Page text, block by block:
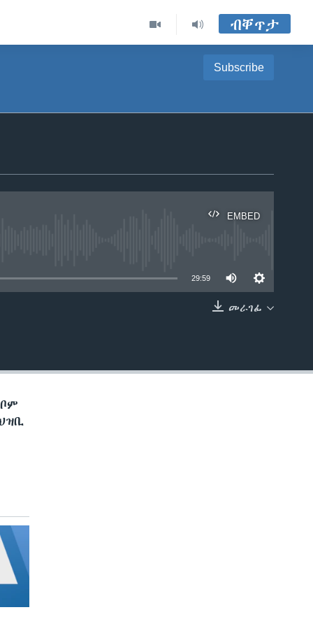
ብቐጥታ
Subscribe
EMBED
29:59
መራገፊ